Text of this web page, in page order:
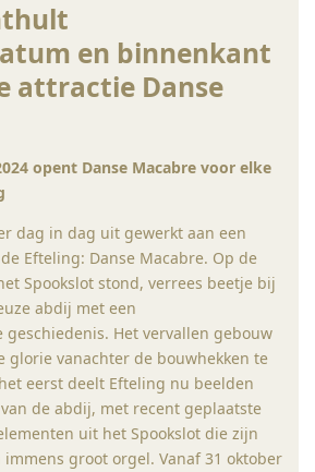
en binnenkant
attractie Danse
opent Danse Macabre voor elke
dag in dag uit gewerkt aan een
Efteling: Danse Macabre. Op de
Spookslot stond, verrees beetje bij
abdij met een
geschiedenis. Het vervallen gebouw
glorie vanachter de bouwhekken te
eerst deelt Efteling nu beelden
de abdij, met recent geplaatste
uit het Spookslot die zijn
groot orgel. Vanaf 31 oktober